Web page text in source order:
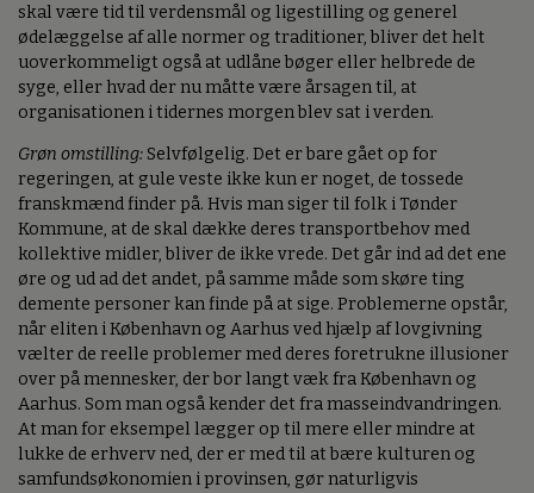
skal være tid til verdensmål og ligestilling og generel
ødelæggelse af alle normer og traditioner, bliver det helt
uoverkommeligt også at udlåne bøger eller helbrede de
syge, eller hvad der nu måtte være årsagen til, at
organisationen i tidernes morgen blev sat i verden.
Grøn omstilling: Selvfølgelig. Det er bare gået op for
regeringen, at gule veste ikke kun er noget, de tossede
franskmænd finder på. Hvis man siger til folk i Tønder
Kommune, at de skal dække deres transportbehov med
kollektive midler, bliver de ikke vrede. Det går ind ad det ene
øre og ud ad det andet, på samme måde som skøre ting
demente personer kan finde på at sige. Problemerne opstår,
når eliten i København og Aarhus ved hjælp af lovgivning
vælter de reelle problemer med deres foretrukne illusioner
over på mennesker, der bor langt væk fra København og
Aarhus. Som man også kender det fra masseindvandringen.
At man for eksempel lægger op til mere eller mindre at
lukke de erhverv ned, der er med til at bære kulturen og
samfundsøkonomien i provinsen, gør naturligvis